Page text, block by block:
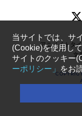
アニメイトタ
文
当サイトでは、サ
(Cookie)を使用し
サイトのクッキー
ーポリシー」
をお